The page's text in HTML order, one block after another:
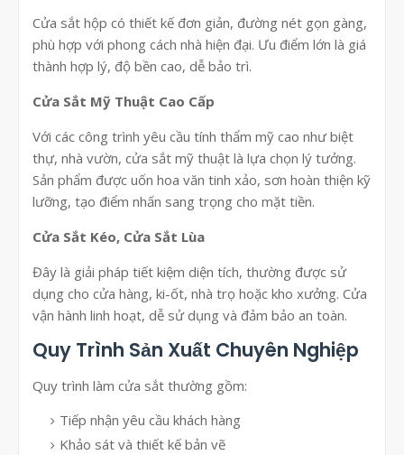
Cửa sắt hộp có thiết kế đơn giản, đường nét gọn gàng,
phù hợp với phong cách nhà hiện đại. Ưu điểm lớn là giá
thành hợp lý, độ bền cao, dễ bảo trì.
Cửa Sắt Mỹ Thuật Cao Cấp
Với các công trình yêu cầu tính thẩm mỹ cao như biệt
thự, nhà vườn, cửa sắt mỹ thuật là lựa chọn lý tưởng.
Sản phẩm được uốn hoa văn tinh xảo, sơn hoàn thiện kỹ
lưỡng, tạo điểm nhấn sang trọng cho mặt tiền.
Cửa Sắt Kéo, Cửa Sắt Lùa
Đây là giải pháp tiết kiệm diện tích, thường được sử
dụng cho cửa hàng, ki-ốt, nhà trọ hoặc kho xưởng. Cửa
vận hành linh hoạt, dễ sử dụng và đảm bảo an toàn.
Quy Trình Sản Xuất Chuyên Nghiệp
Quy trình làm cửa sắt thường gồm:
Tiếp nhận yêu cầu khách hàng
Khảo sát và thiết kế bản vẽ